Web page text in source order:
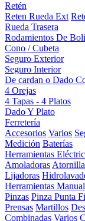
Retén
Reten Rueda Ext
Rueda Trasera
Rodamientos De
Cono / Cubeta
Seguro Exterior
Seguro Interior
De cardan o Dado
4 Orejas
4 Tapas - 4 Platos
Dado Y Plato
Ferretería
Accesorios Varios
Medición Baterías
Herramientas
Amoladoras
Lijadoras
Herramientas
Pinzas Pinza Punta
Prensas Martillos
Combinadas Varios